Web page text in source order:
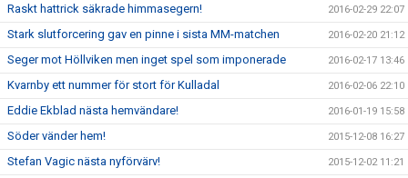
Raskt hattrick säkrade himmasegern! 2016-02-29 22:07
Stark slutforcering gav en pinne i sista MM-matchen 2016-02-20 21:12
Seger mot Höllviken men inget spel som imponerade 2016-02-17 13:46
Kvarnby ett nummer för stort för Kulladal 2016-02-06 22:10
Eddie Ekblad nästa hemvändare! 2016-01-19 15:58
Söder vänder hem! 2015-12-08 16:27
Stefan Vagic nästa nyförvärv! 2015-12-02 11:21